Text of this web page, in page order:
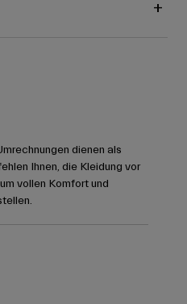
dienen als
Ihnen, die Kleidung vor
vollen Komfort und